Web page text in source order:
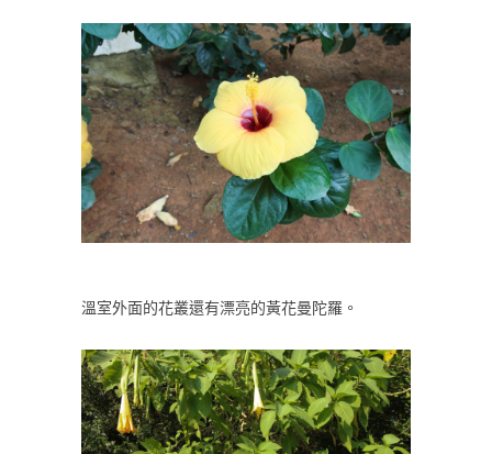
溫室外面的花叢還有漂亮的黃花曼陀羅。